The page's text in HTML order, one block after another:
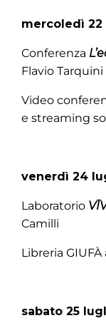
mercoledì 22
Conferenza
Flavio Tarquini
Video
e streaming
venerdì 24
Laboratorio
Camilli
Libreria
sabato 25